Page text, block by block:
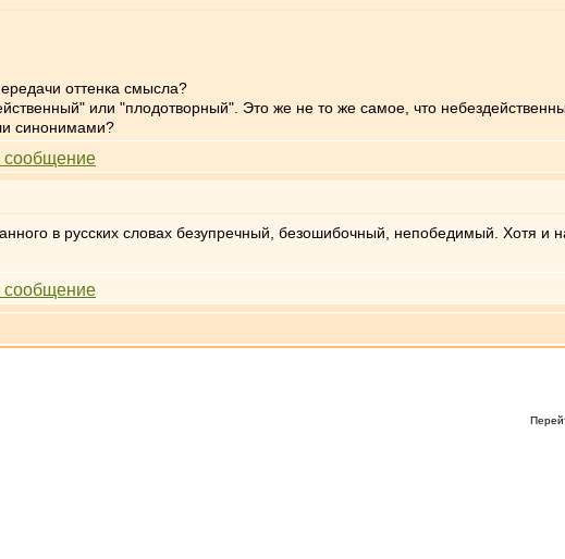
оттенка смысла?
или "плодотворный". Это же не то же самое, что
синонимами?
в русских словах безупречный, безошибочный, непобедимый. Хотя и